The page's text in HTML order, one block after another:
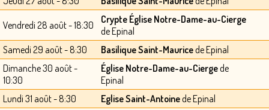
Vendredi 28 août - 18:30
Crypte Église Notre-Dame-au-Cierge
de Epinal
Samedi 29 août - 8:30
Basilique Saint-Mauricede Epinal
Dimanche 30 août -
10:30
Église Notre-Dame-au-Ciergede
Epinal
Lundi 31 août - 8:30
Eglise Saint-Antoinede Epinal